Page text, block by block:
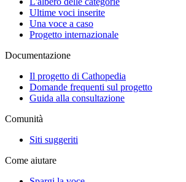
Ultime voci inserite
Una voce a caso
Progetto internazionale
Documentazione
Il progetto di Cathopedia
Domande frequenti sul progetto
Guida alla consultazione
Comunità
Siti suggeriti
Come aiutare